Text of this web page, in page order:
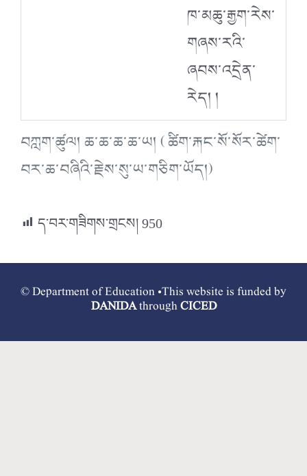
བཀླག་ཚུལ། ཆ་ཆ་ཆ་ཆ་ཡ། ( ཚིག་རྐང་སོ་སོར་ཚེག་
བར་ཆ་བཞིའི་རྗེས་སུ་ཡ་གཅིག་ཡོད།)
ཁ་མཆུ་རྒྱག་རེས་
གཞས་རའི་
ཞབས་འདྲེན་
རེད། །
ད་བར་གཟིགས་གྲངས།950
© Department of Education •This website is funded by
DANIDAthroughCICED